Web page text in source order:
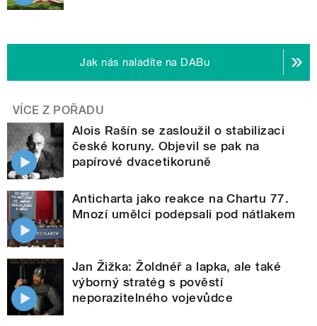
Jak nás naladíte na DABu
VÍCE Z POŘADU
Alois Rašín se zasloužil o stabilizaci
české koruny. Objevil se pak na
papírové dvacetikoruně
Anticharta jako reakce na Chartu 77.
Mnozí umělci podepsali pod nátlakem
Jan Žižka: Žoldnéř a lapka, ale také
výborný stratég s pověstí
neporazitelného vojevůdce